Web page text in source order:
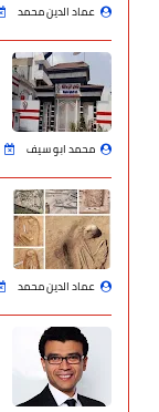
عماد الدين محمد
محمد ابو سيف
عماد الدين محمد